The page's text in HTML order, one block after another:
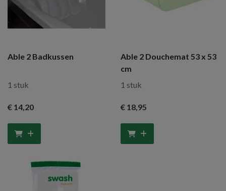
Able 2 Badkussen
1 stuk
€ 14,20
Able 2 Douchemat 53 x 53
cm
1 stuk
€ 18,95